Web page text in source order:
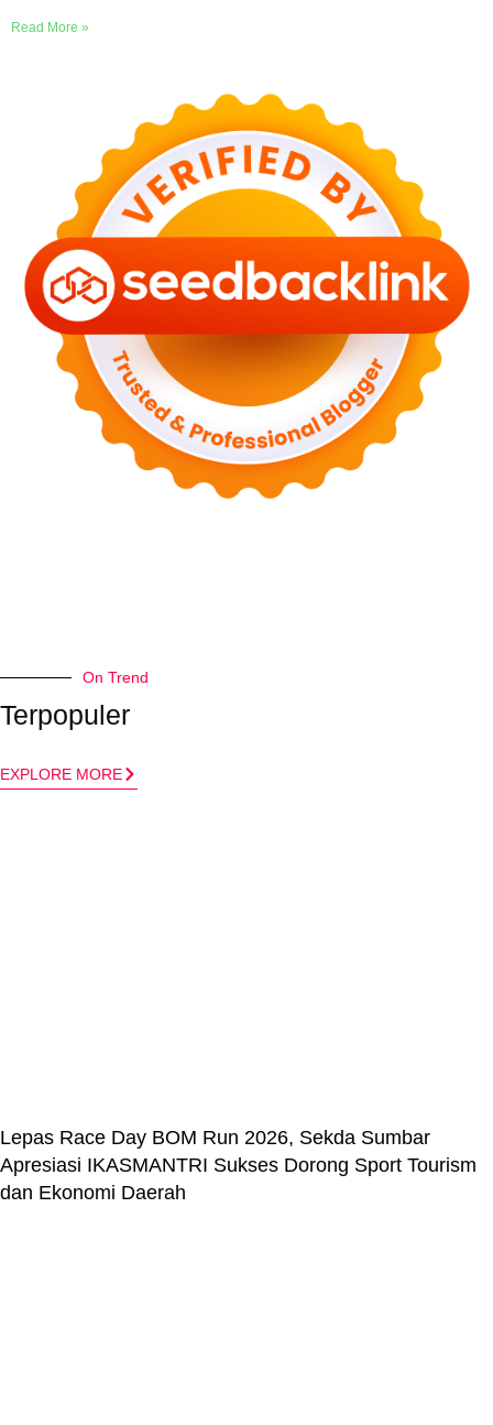
Read More »
On Trend
Terpopuler
EXPLORE MORE
Lepas Race Day BOM Run 2026, Sekda Sumbar
Apresiasi IKASMANTRI Sukses Dorong Sport Tourism
dan Ekonomi Daerah